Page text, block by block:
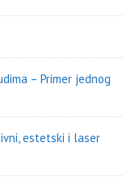
– Primer jednog
estetski i laser